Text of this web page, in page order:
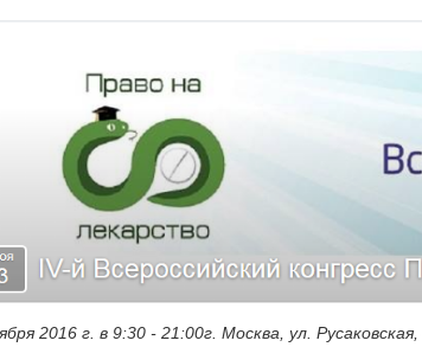
2016 г. в 9:30 - 21:00г. Москва, ул. Русаковская,